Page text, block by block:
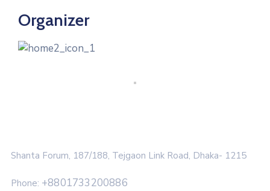
Organizer
Shanta Forum, 187/188, Tejgaon Link Road, Dhaka- 1215
Phone: +8801733200886